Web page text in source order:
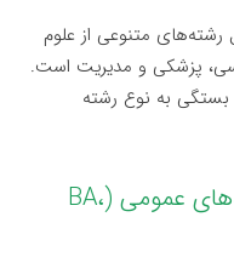
متنوعی از علوم
پزشکی و مدیریت است.
به نوع رشته
۱.۱ دوره‌های کارشناسی در رشته‌های عمومی (BA،